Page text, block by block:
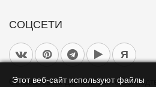
СОЦСЕТИ
Я
Оставаясь на данном сайте Вы
Этот веб-сайт используют файлы